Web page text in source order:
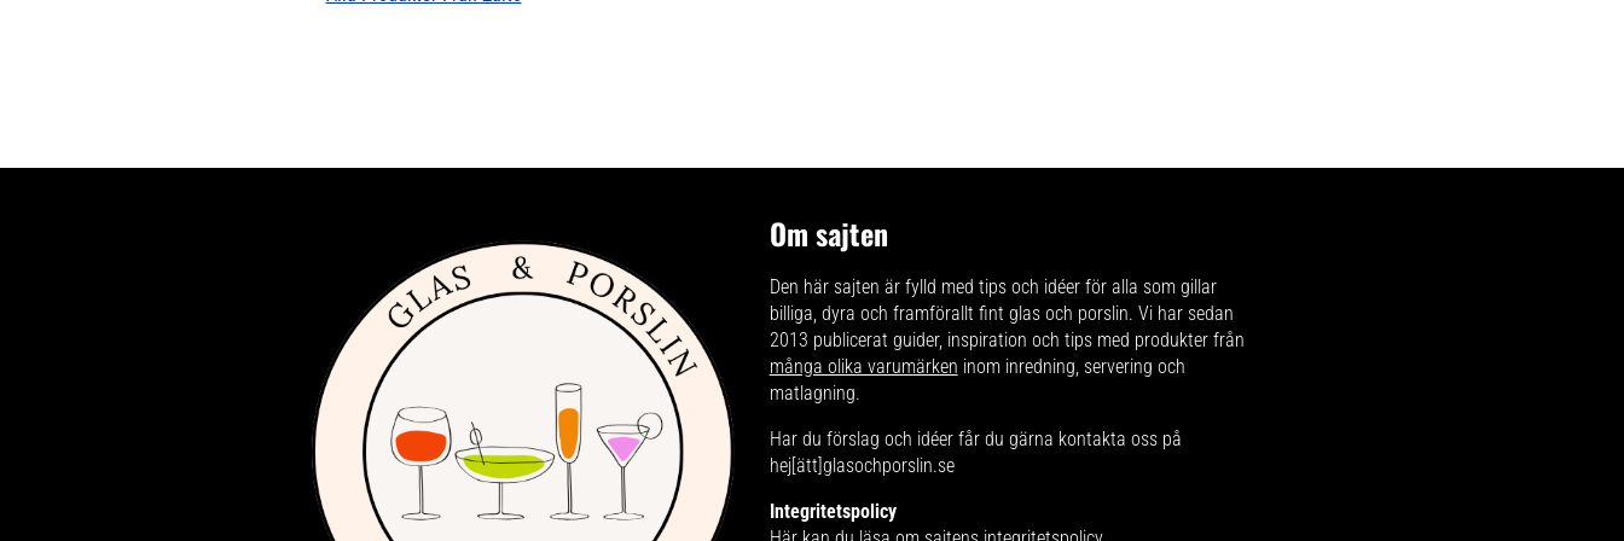
Om sajten
Den här sajten är fylld med tips och idéer för alla som gillar
billiga, dyra och framförallt fint glas och porslin. Vi har sedan
2013 publicerat guider, inspiration och tips med produkter från
många olika varumärken inom inredning, servering och
matlagning.
Har du förslag och idéer får du gärna kontakta oss på
hej[ätt]glasochporslin.se
Integritetspolicy